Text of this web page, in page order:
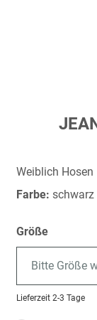
springen
Weiblich Hosen
Farbe: schwarz
Größe
Bitte Größe
Lieferzeit 2-3 Tage